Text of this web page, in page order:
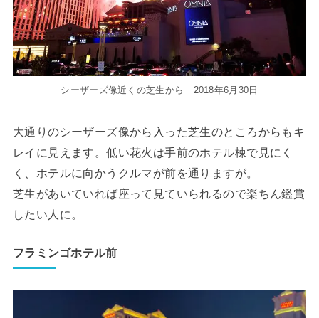
シーザーズ像近くの芝生から 2018年6月30日
大通りのシーザーズ像から入った芝生のところからもキ
レイに見えます。低い花火は手前のホテル棟で見にく
く、ホテルに向かうクルマが前を通りますが。
芝生があいていれば座って見ていられるので楽ちん鑑賞
したい人に。
フラミンゴホテル前